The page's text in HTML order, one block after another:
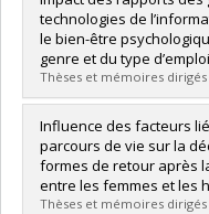
Cycle :Maîtrise
Diplôme obtenu :M. Sc.
Lien vers le document
technologies de
le bien-être
genre et du type d’emploi
Thèses et mémoires dirigés
Diplômé(e) :de la
Cycle :Maîtrise
Diplôme obtenu :M. Sc.
Lien vers le document
Influence des facteurs
parcours de vie sur la
formes de retour après
entre les femmes et les
Thèses et mémoires dirigés